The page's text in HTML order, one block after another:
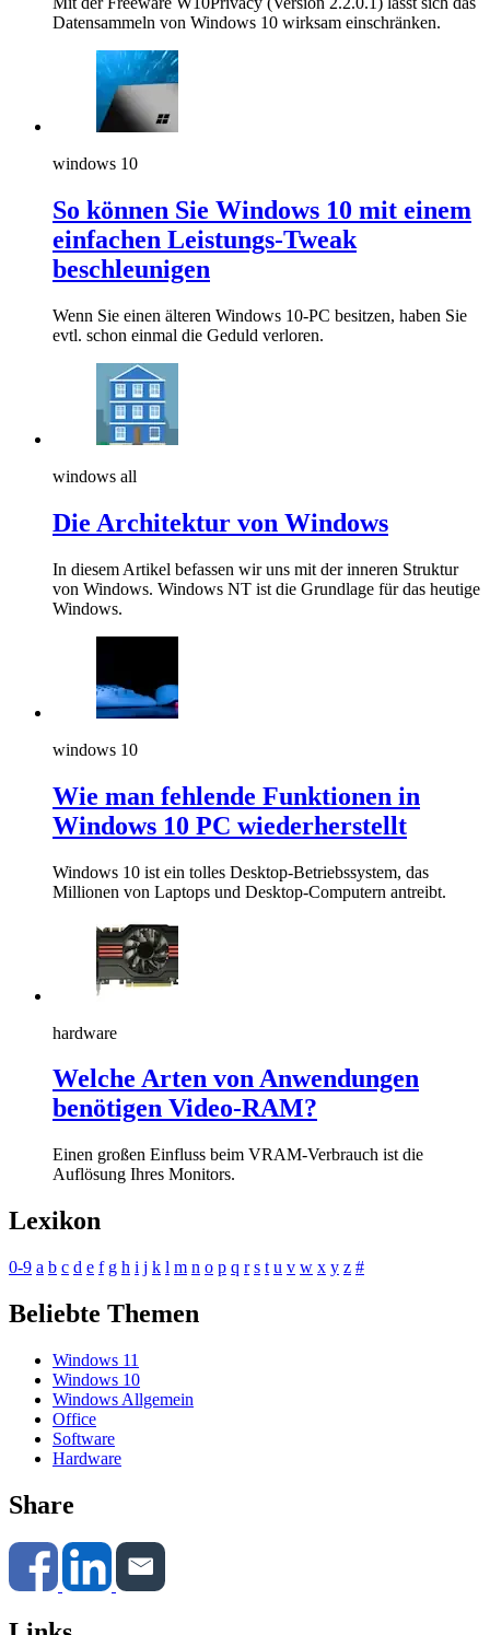
Datensammeln von Windows 10 wirksam einschränken.
windows 10
So können Sie Windows 10 mit einem
einfachen Leistungs-Tweak
beschleunigen
Wenn Sie einen älteren Windows 10-PC besitzen, haben Sie
evtl. schon einmal die Geduld verloren.
windows all
Die Architektur von Windows
In diesem Artikel befassen wir uns mit der inneren Struktur
von Windows. Windows NT ist die Grundlage für das heutige
Windows.
windows 10
Wie man fehlende Funktionen in
Windows 10 PC wiederherstellt
Windows 10 ist ein tolles Desktop-Betriebssystem, das
Millionen von Laptops und Desktop-Computern antreibt.
hardware
Welche Arten von Anwendungen
benötigen Video-RAM?
Einen großen Einfluss beim VRAM-Verbrauch ist die
Auflösung Ihres Monitors.
Lexikon
0-9 a b c d e f g h i j k l m n o p q r s t u v w x y z #
Beliebte Themen
Windows 11
Windows 10
Windows Allgemein
Office
Software
Hardware
Share